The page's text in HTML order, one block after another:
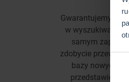
Gwarantujemy
w wyszukiwarce
samym
zdobycie przewagi
bazy nowych
przedstawienia